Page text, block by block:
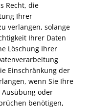
Recht, die
Ihrer
verlangen, solange
Ihrer Daten
Löschung Ihrer
Einschränkung der
wenn Sie Ihre
oder
benötigen,